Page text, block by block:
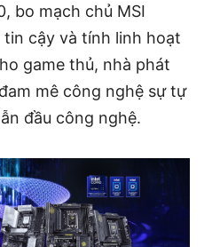
bo mạch chủ MSI
tin cậy và tính linh hoạt
game thủ, nhà phát
mê công nghệ sự tự
đầu công nghệ.